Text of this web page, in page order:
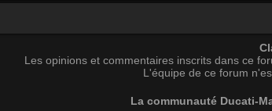
Les opinions et commentaires inscrits dans ce
L'équipe de ce forum
La communauté Ducati-